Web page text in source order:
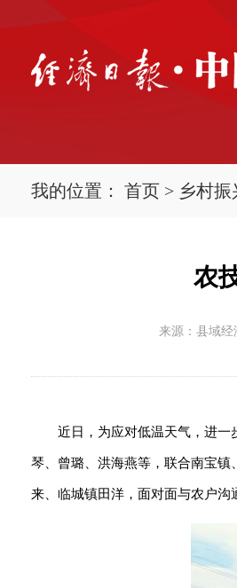
我的位置： 首页 > 乡村振
农
来源：县域经
近日，为应对低温天气，进
琴、曾璐、洪海燕等，联合南宝
来、临城镇田洋，面对面与农户